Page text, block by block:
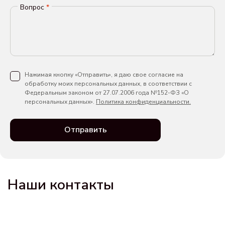
Вопрос *
Нажимая кнопку «Отправить», я даю свое согласие на
обработку моих персональных данных, в соответствии с
Федеральным законом от 27.07.2006 года №152-ФЗ «О
персональных данных». Политика конфиденциальности.
Отправить
Наши контакты